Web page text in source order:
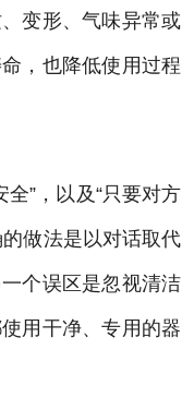
变形、气味异常或
，也降低使用过程
”，以及“只要对方
做法是以对话取代
个误区是忽视清洁
用干净、专用的器